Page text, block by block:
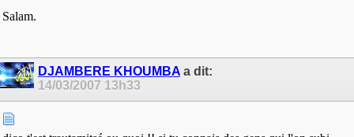
Salam.
DJAMBERE KHOUMBA a dit:
14/03/2007 13h33